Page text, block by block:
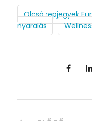
Olcsó repjegyek
nyaralás